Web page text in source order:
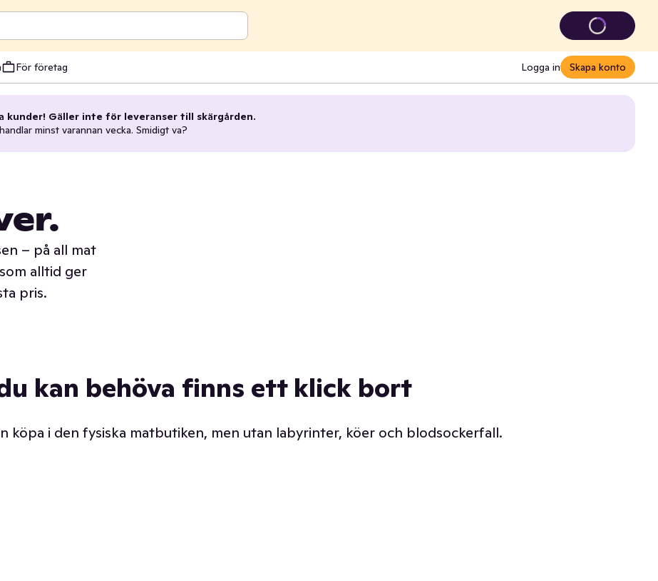
För företag Logga in Skapa konto
kunder! Gäller inte för leveranser till skärgården.
minst varannan vecka. Smidigt va?
– på all mat
alltid ger
pris.
kan behöva finns ett klick bort
köpa i den fysiska matbutiken, men utan labyrinter, köer och blodsockerfall.